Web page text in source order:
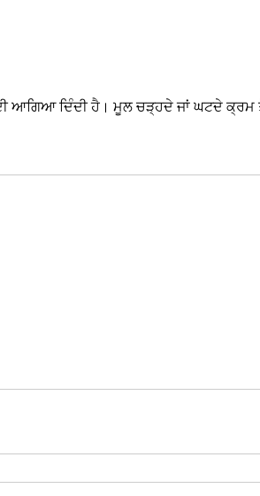
ਦਿੰਦੀ ਹੈ। ਮੂਲ ਚੜ੍ਹਦੇ ਜਾਂ ਘਟਦੇ ਕ੍ਰਮ